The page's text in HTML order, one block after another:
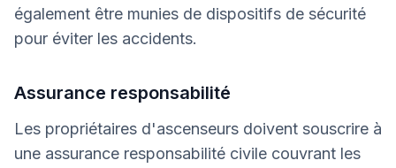
également être munies de dispositifs de sécurité
pour éviter les accidents.
Assurance responsabilité
Les propriétaires d'ascenseurs doivent souscrire à
une assurance responsabilité civile couvrant les